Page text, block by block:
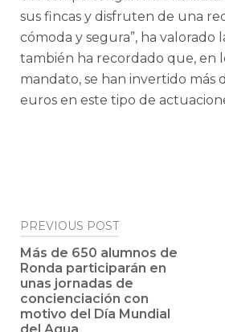
sus fincas y disfruten de una
cómoda y segura”, ha valorado
también ha recordado que, en
mandato, se han invertido más
euros en este tipo de
Post
navigation
PREVIOUS POST
Más de 650 alumnos de
Ronda participarán en
unas jornadas de
concienciación con
motivo del Día Mundial